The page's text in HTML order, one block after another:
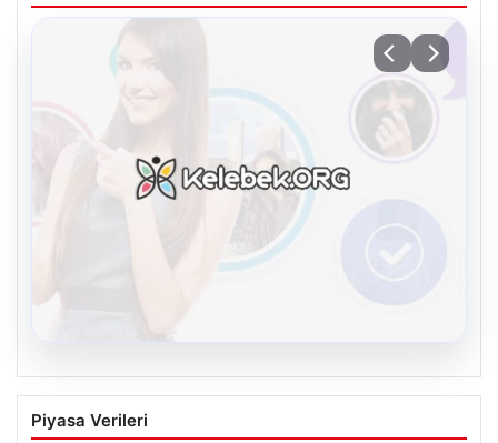
08.08.2026
Kelebek sohbet platformu İle Dijital
İletişimin Seviyeli Adresi Ve Sohbet
Piyasa Verileri